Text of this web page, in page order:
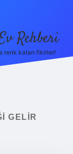
Rehberi
renk katan fikirler!
GELIR